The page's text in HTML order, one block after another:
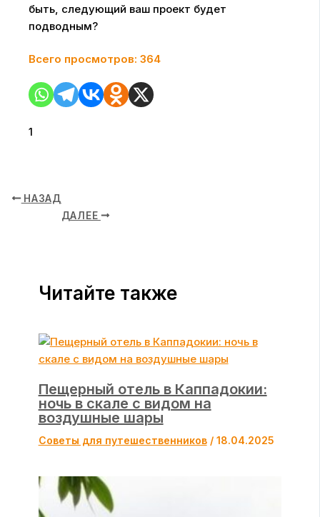
быть, следующий ваш проект будет
подводным?
Всего просмотров: 364
1
НАЗАД
ДАЛЕЕ
Читайте также
Пещерный отель в Каппадокии:
ночь в скале с видом на
воздушные шары
Советы для путешественников/ 18.04.2025